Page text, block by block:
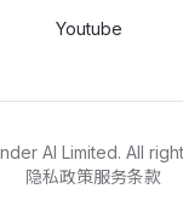
Youtube
AI Limited. All
隐私政策服务条款